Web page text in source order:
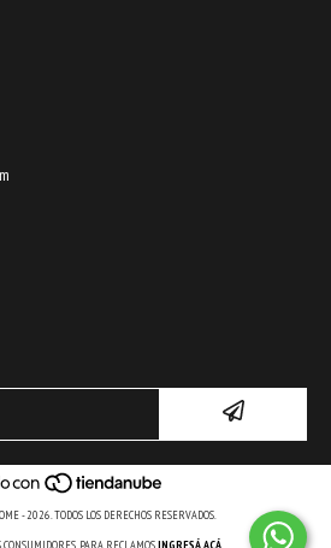
- 2026. TODOS LOS DERECHOS RESERVADOS.
PARA RECLAMOSINGRESÁ ACÁ.